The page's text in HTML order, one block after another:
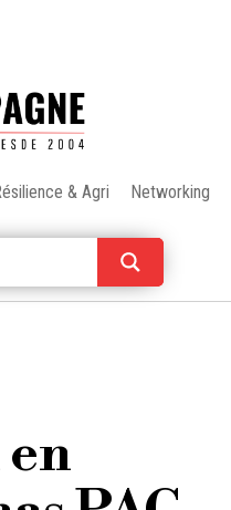
& Agri Networking